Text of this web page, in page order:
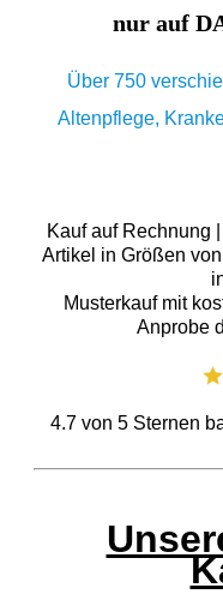
nur auf
Über 750
Altenpflege,
Kauf auf Rechnung
Artikel in Größen
Musterkauf mit
Anprobe
4.7von 5Sternen